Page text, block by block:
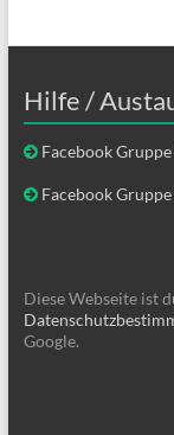
Hilfe /
Facebook
Facebook
Diese Webseite ist
Google.